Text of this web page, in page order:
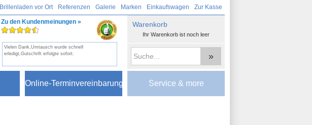
Brillenladen vor Ort Referenzen Galerie Marken Einkaufswagen Zur Kasse
Zu den Kundenmeinungen »
Vielen Dank,Umtausch wurde schnell
erledigt,Gutschrift erfolgte sofort.
»
Warenkorb
Ihr Warenkorb ist noch leer
Online-Terminvereinbarung Service & more